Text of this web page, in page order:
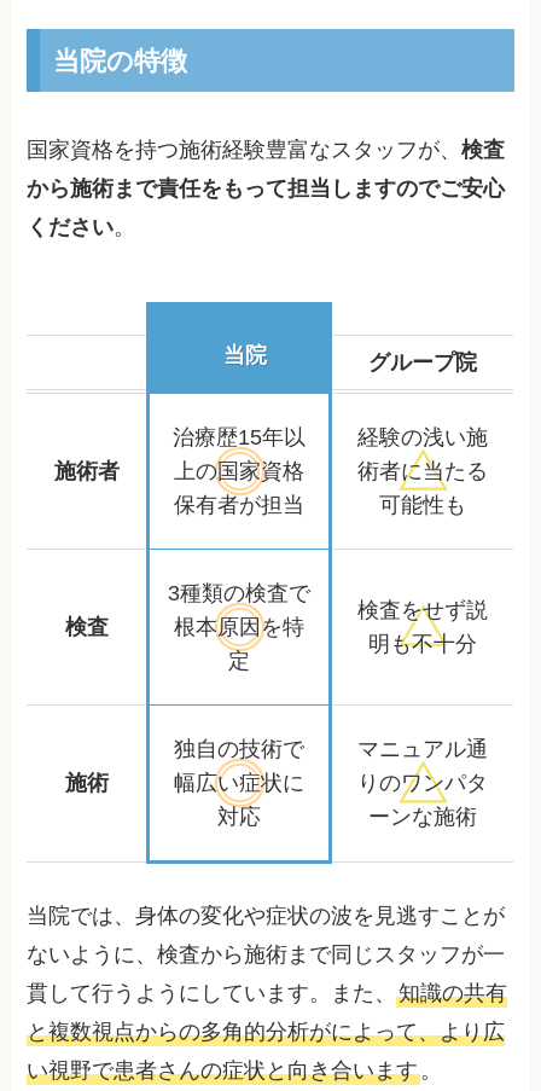
当院の特徴
国家資格を持つ施術経験豊富なスタッフが、検査
から施術まで責任をもって担当しますのでご安心
ください。
当院 グループ院
施術者
治療歴15年以
上の国家資格
保有者が担当
経験の浅い施
術者に当たる
可能性も
検査
3種類の検査で
根本原因を特
定
検査をせず説
明も不十分
施術
独自の技術で
幅広い症状に
対応
マニュアル通
りのワンパタ
ーンな施術
当院では、身体の変化や症状の波を見逃すことが
ないように、検査から施術まで同じスタッフが一
貫して行うようにしています。また、知識の共有
と複数視点からの多角的分析がによって、より広
い視野で患者さんの症状と向き合います。